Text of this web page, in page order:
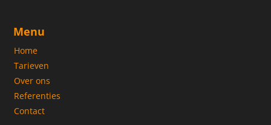
Menu
Home
Tarieven
Over ons
Referenties
Contact